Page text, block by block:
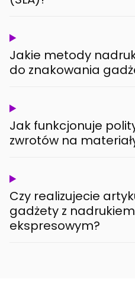
Jakie metody
do znakowania
Jak funkcjonuje
zwrotów na
Czy realizujecie
gadżety z
ekspresowym?